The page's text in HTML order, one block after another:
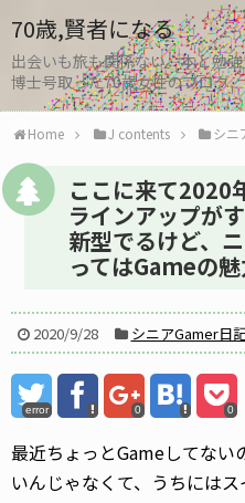
70歳,賢者になる
出会いも旅も関係ない。本と勉
博士号取った70歳女性のブログ
Home J contents シニ
ここに来て2020
ラインアップが
新型でるけど、
ってはGameの魅
2020/9/28 シニアGamer日
error 0 0
最近ちょっとGameしてない
いんじゃなくて、うちには